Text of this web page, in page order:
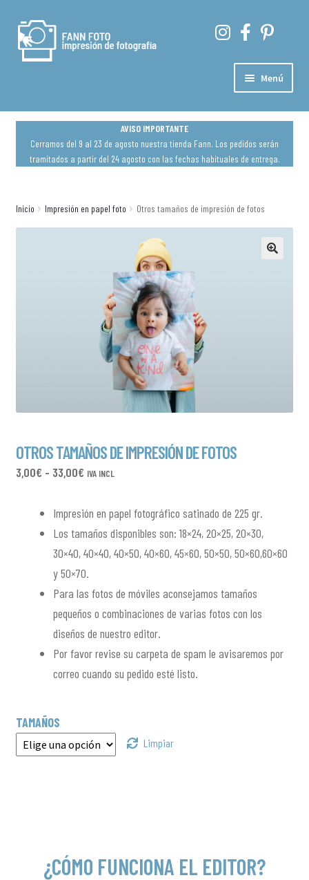
IrIr
al
contenido
Menú
Mi cuenta
Pedidos
AVISO IMPORTANTE
Cerramos del 9 al 23 de agosto nuestra tienda Fann. Los pedidos serán
tramitados a partir del 24 agosto con las fechas habituales de entrega.
Inicio Impresión en papel foto Otros tamaños de impresión de fotos
OTROS TAMAÑOS DE IMPRESIÓN DE FOTOS
3,00€ - 33,00€RANGO
PRECIOS:
DESDE
3,00€
HASTA
33,00€
IVA INCL
Impresión en papel fotográfico satinado de 225 gr.
Los tamaños disponibles son: 18×24, 20×25, 20×30,
30×40, 40×40, 40×50, 40×60, 45×60, 50×50, 50×60,60×60
y 50×70.
Para las fotos de móviles aconsejamos tamaños
pequeños o combinaciones de varias fotos con los
diseños de nuestro editor.
Por favor revise su carpeta de spam le avisaremos por
correo cuando su pedido esté listo.
TAMAÑOS
Limpiar
¿CÓMO FUNCIONA EL EDITOR?